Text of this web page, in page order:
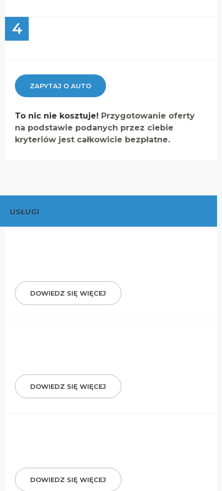
4
ZAPYTAJ O AUTO
To nic nie kosztuje! Przygotowanie oferty
na podstawie podanych przez ciebie
kryteriów jest całkowicie bezpłatne.
USŁUGI
DOWIEDZ SIĘ WIĘCEJ
DOWIEDZ SIĘ WIĘCEJ
DOWIEDZ SIĘ WIĘCEJ